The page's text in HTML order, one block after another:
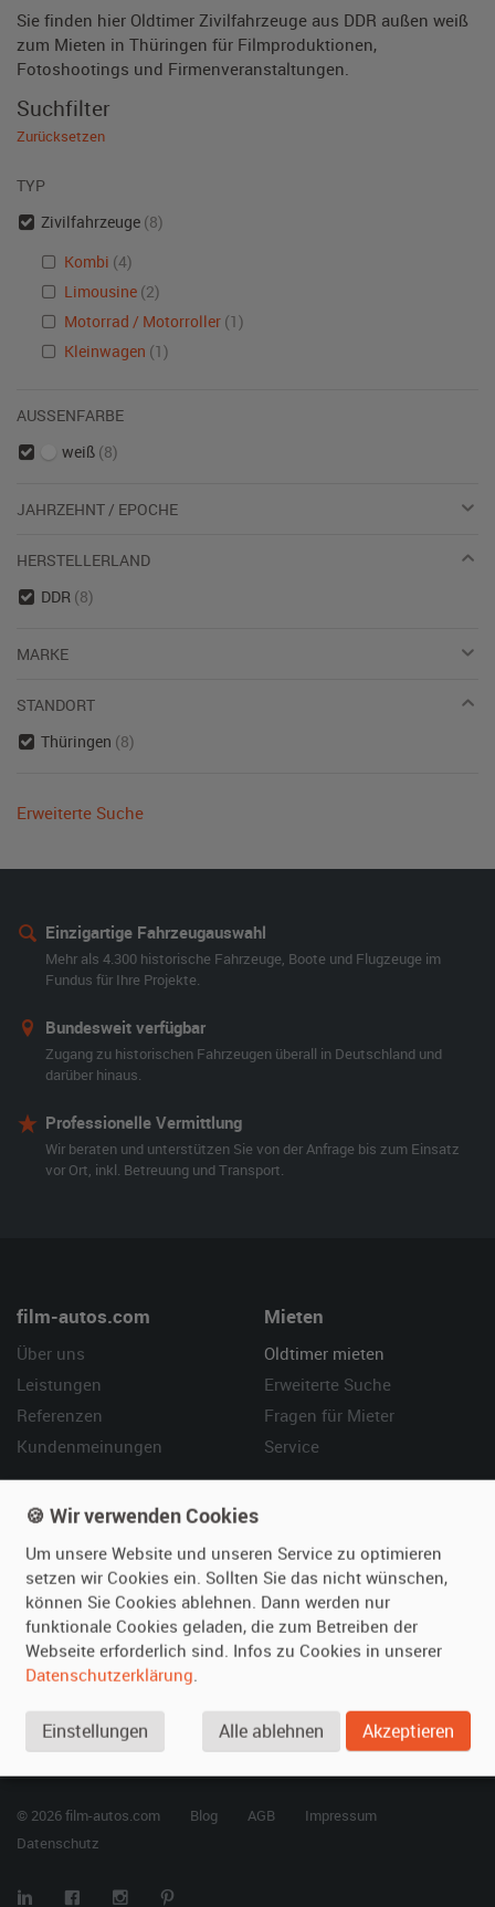
Sie finden hier Oldtimer Zivilfahrzeuge aus DDR außen weiß
zum Mieten in Thüringen für Filmproduktionen,
Fotoshootings und Firmenveranstaltungen.
Suchfilter
Zurücksetzen
TYP
Zivilfahrzeuge (8)
Kombi (4)
Limousine (2)
Motorrad / Motorroller (1)
Kleinwagen (1)
AUSSENFARBE
weiß (8)
JAHRZEHNT / EPOCHE
HERSTELLERLAND
DDR (8)
MARKE
STANDORT
Thüringen (8)
Erweiterte Suche
Einzigartige Fahrzeugauswahl
Mehr als 4.300 historische Fahrzeuge, Boote und Flugzeuge im
Fundus für Ihre Projekte.
Bundesweit verfügbar
Zugang zu historischen Fahrzeugen überall in Deutschland und
darüber hinaus.
Professionelle Vermittlung
Wir beraten und unterstützen Sie von der Anfrage bis zum Einsatz
vor Ort, inkl. Betreuung und Transport.
film-autos.com
Über uns
Leistungen
Referenzen
Kundenmeinungen
Mieten
Oldtimer mieten
Erweiterte Suche
Fragen für Mieter
Service
Vermieten
Fotos senden
Fragen für Vermieter
Inserat verwalten
So funktioniert's
Kontakt
Berühmte Filmautos –
unsere Top 10 ...
© 2026 film-autos.com Blog AGB
Impressum
Datenschutz
🍪 Wir verwenden Cookies
Um unsere Website und unseren Service zu optimieren
setzen wir Cookies ein. Sollten Sie das nicht wünschen,
können Sie Cookies ablehnen. Dann werden nur
funktionale Cookies geladen, die zum Betreiben der
Webseite erforderlich sind. Infos zu Cookies in unserer
Datenschutzerklärung.
Einstellungen Alle ablehnen Akzeptieren